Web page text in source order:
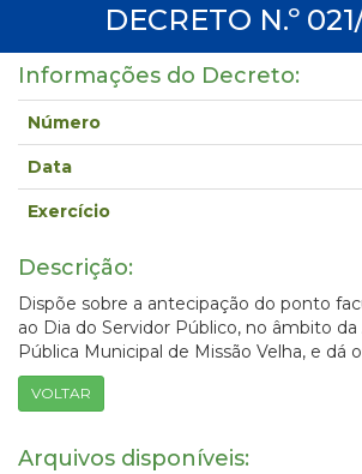
DECRETO N.º
Informações do Decreto:
Número
Data
Exercício
Descrição:
Dispõe sobre a antecipação do ponto
ao Dia do Servidor Público, no âmbito
Pública Municipal de Missão Velha, e dá
VOLTAR
Arquivos disponíveis: